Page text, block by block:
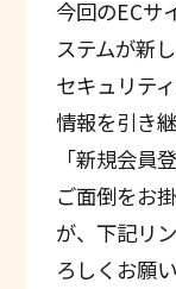
今回のECサ
ステムが新
セキュリテ
情報を引き
「新規会員
ご面倒をお
が、下記リ
ろしくお願